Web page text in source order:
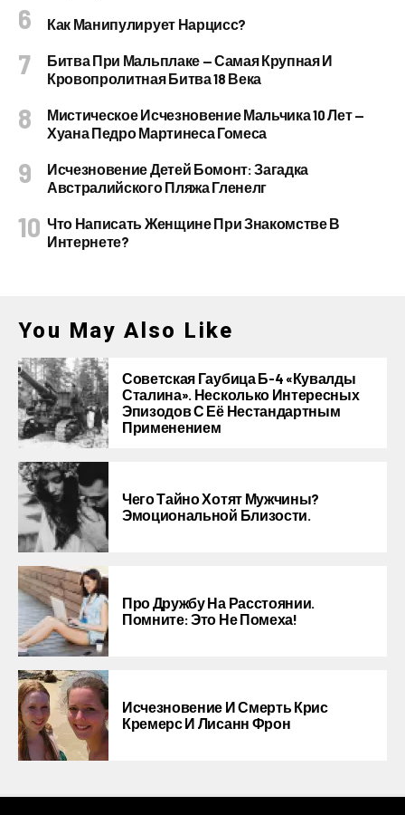
Как Манипулирует Нарцисс?
Битва При Мальплаке — Самая Крупная И
Кровопролитная Битва 18 Века
Мистическое Исчезновение Мальчика 10 Лет —
Хуана Педро Мартинеса Гомеса
Исчезновение Детей Бомонт: Загадка
Австралийского Пляжа Гленелг
Что Написать Женщине При Знакомстве В
Интернете?
You May Also Like
Советская Гаубица Б-4 «Кувалды
Сталина». Несколько Интересных
Эпизодов С Её Нестандартным
Применением
Чего Тайно Хотят Мужчины?
Эмоциональной Близости.
Про Дружбу На Расстоянии.
Помните: Это Не Помеха!
Исчезновение И Смерть Крис
Кремерс И Лисанн Фрон